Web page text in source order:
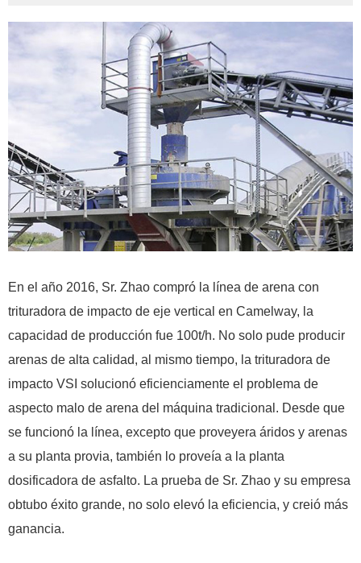
En el año 2016, Sr. Zhao compró la línea de arena con
trituradora de impacto de eje vertical en Camelway, la
capacidad de producción fue 100t/h. No solo pude producir
arenas de alta calidad, al mismo tiempo, la trituradora de
impacto VSI solucionó eficienciamente el problema de
aspecto malo de arena del máquina tradicional. Desde que
se funcionó la línea, excepto que proveyera áridos y arenas
a su planta provia, también lo proveía a la planta
dosificadora de asfalto. La prueba de Sr. Zhao y su empresa
obtubo éxito grande, no solo elevó la eficiencia, y creió más
ganancia.